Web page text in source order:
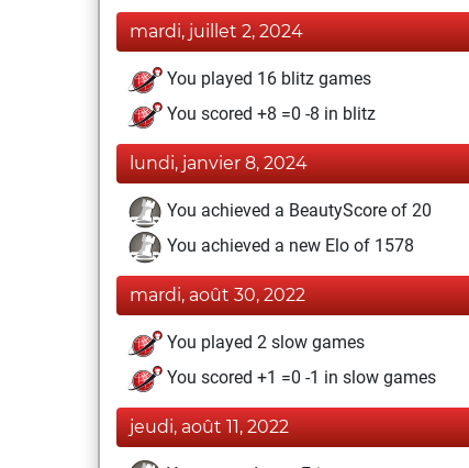
mardi, juillet 2, 2024
You played 16 blitz games
You scored +8 =0 -8 in blitz
lundi, janvier 8, 2024
You achieved a BeautyScore of 20
You achieved a new Elo of 1578
mardi, août 30, 2022
You played 2 slow games
You scored +1 =0 -1 in slow games
jeudi, août 11, 2022